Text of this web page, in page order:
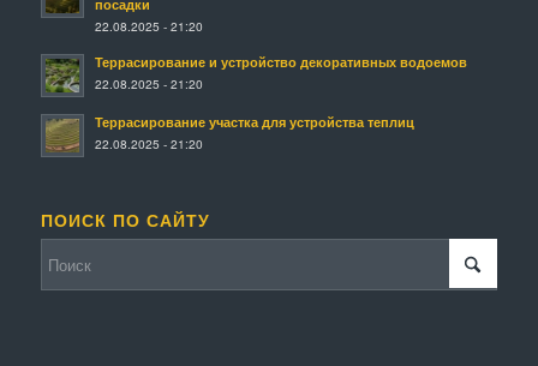
посадки
22.08.2025 - 21:20
Террасирование и устройство декоративных водоемов
22.08.2025 - 21:20
Террасирование участка для устройства теплиц
22.08.2025 - 21:20
ПОИСК ПО САЙТУ